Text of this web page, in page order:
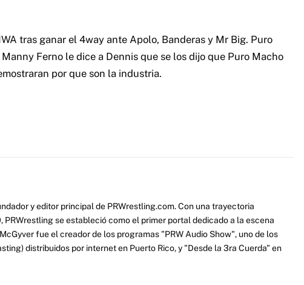
tras ganar el 4way ante Apolo, Banderas y Mr Big. Puro
Ferno le dice a Dennis que se los dijo que Puro Macho
por que son la industria.
y editor principal de PRWrestling.com. Con una trayectoria
PRWrestling se estableció como el primer portal dedicado a la escena
fue el creador de los programas "PRW Audio Show", uno de los
distribuidos por internet en Puerto Rico, y "Desde la 3ra Cuerda" en